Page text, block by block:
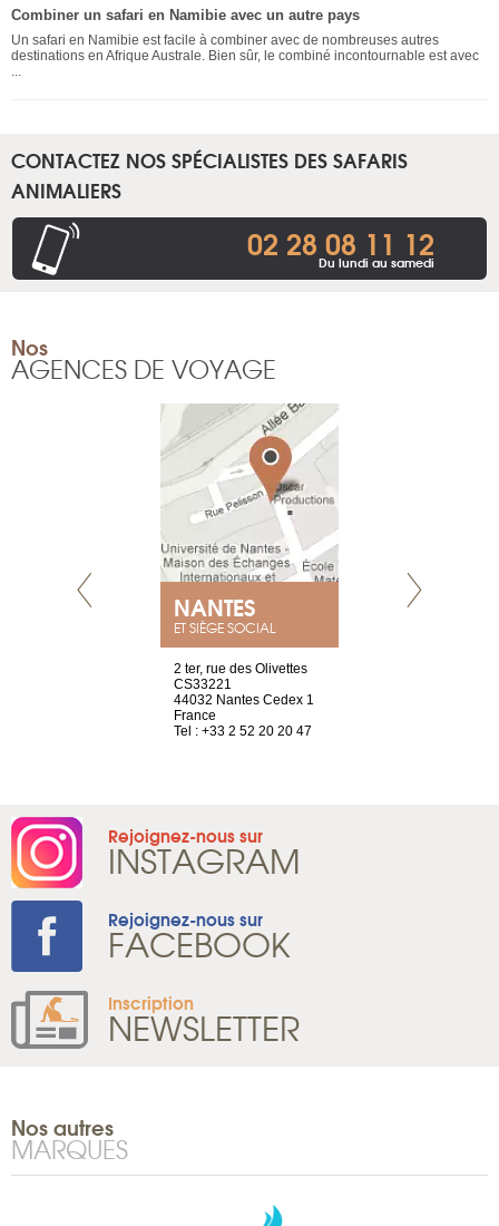
Combiner un safari en Namibie avec un autre pays
Un safari en Namibie est facile à combiner avec de nombreuses autres
destinations en Afrique Australe. Bien sûr, le combiné incontournable est avec
...
CONTACTEZ NOS SPÉCIALISTES DES SAFARIS
ANIMALIERS
02 28 08 11 12
Du lundi au samedi
Nos
AGENCES DE VOYAGE
NANTES
ET SIÈGE SOCIAL
2 ter, rue des Olivettes
CS33221
44032 Nantes Cedex 1
France
Tel : +33 2 52 20 20 47
Rejoignez-nous sur
INSTAGRAM
Rejoignez-nous sur
FACEBOOK
Inscription
NEWSLETTER
Nos autres
MARQUES